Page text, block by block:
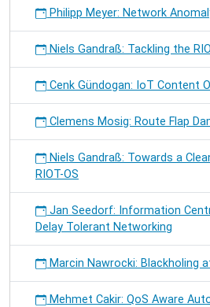
Philipp Meyer: Network
Niels Gandraß: Tackling the
Cenk Gündogan: IoT Content
Clemens Mosig: Route Flap
Niels Gandraß: Towards a
RIOT-OS
Jan Seedorf: Information
Delay Tolerant Networking
Marcin Nawrocki: Blackholing
Mehmet Cakir: QoS Aware